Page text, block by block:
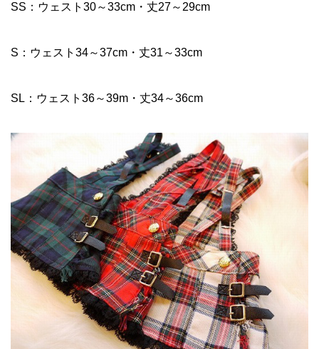
SS：ウェスト30～33cm・丈27～29cm
S：ウェスト34～37cm・丈31～33cm
SL：ウェスト36～39m・丈34～36cm